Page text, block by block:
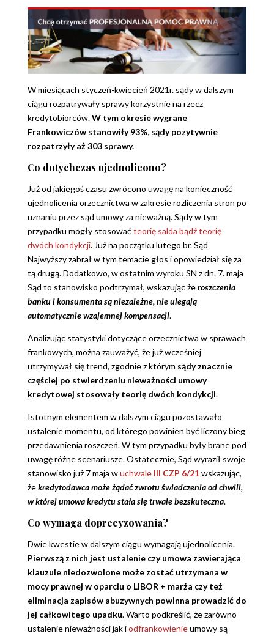
W miesiącach styczeń-kwiecień 2021r. sądy w dalszym
ciągu rozpatrywały sprawy korzystnie na rzecz
kredytobiorców.W tym okresie wygrane
Frankowiczów stanowiły 93%, sądy pozytywnie
rozpatrzyły aż 303 sprawy.
Co dotychczas ujednolicono?
Już od jakiegoś czasu zwrócono uwagę na konieczność
ujednolicenia orzecznictwa w zakresie rozliczenia stron po
uznaniu przez sąd umowy za nieważną. Sądy w tym
przypadku mogły stosować teorię salda bądź teorię
dwóch kondykcji. Już na początku lutego br. Sąd
Najwyższy zabrał w tym temacie głos i opowiedział się za
tą drugą. Dodatkowo, w ostatnim wyroku SN z dn. 7. maja
Sąd to stanowisko podtrzymał, wskazując żeroszczenia
banku i konsumenta są niezależne, nie ulegają
automatycznie wzajemnej kompensacji.
Analizując statystyki dotyczące orzecznictwa w sprawach
frankowych, można zauważyć, że już wcześniej
utrzymywał się trend, zgodnie z którym sądy znacznie
częściej po stwierdzeniu nieważności umowy
kredytowej stosowały teorię dwóch kondykcji.
Istotnym elementem w dalszym ciągu pozostawało
ustalenie momentu, od którego powinien być liczony bieg
przedawnienia roszczeń. W tym przypadku były brane pod
uwagę różne scenariusze. Ostatecznie, Sąd wyraził swoje
stanowisko już 7 maja wuchwale III CZP 6/21wskazując,
żekredytodawca może żądać zwrotu świadczenia od chwili,
w której umowa kredytu stała się trwale bezskuteczna.
Co wymaga doprecyzowania?
Dwie kwestie w dalszym ciągu wymagają ujednolicenia.
Pierwszą z nich jest ustalenie czy umowa zawierająca
klauzule niedozwolone może zostać utrzymana w
mocy prawnej w oparciu o LIBOR + marża czy też
eliminacja zapisów abuzywnych powinna prowadzić do
jej całkowitego upadku. Warto podkreślić, że zarówno
ustalenie nieważności jak iodfrankowienieumowy są